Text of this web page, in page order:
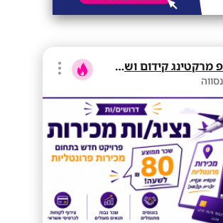
טופ מרקטינג קידום ושיווק בע"מ